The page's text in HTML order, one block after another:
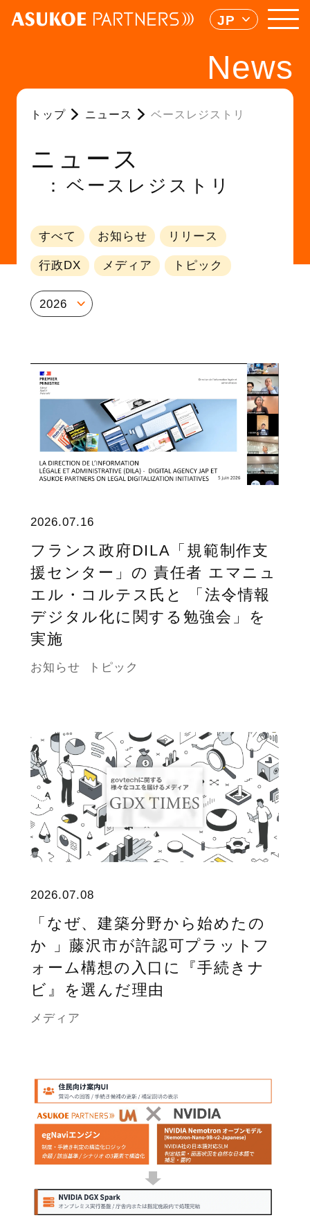
JP
News
トップ ニュース ベースレジストリ
ニュース
ベースレジストリ
すべて お知らせ リリース
行政DX メディア トピック
2026
2026.07.16
フランス政府DILA「規範制作支
援センター」の 責任者 エマニュ
エル・コルテス氏と 「法令情報
デジタル化に関する勉強会」を
実施
お知らせ トピック
2026.07.08
「なぜ、建築分野から始めたの
か 」藤沢市が許認可プラットフ
ォーム構想の入口に『手続きナ
ビ』を選んだ理由
メディア